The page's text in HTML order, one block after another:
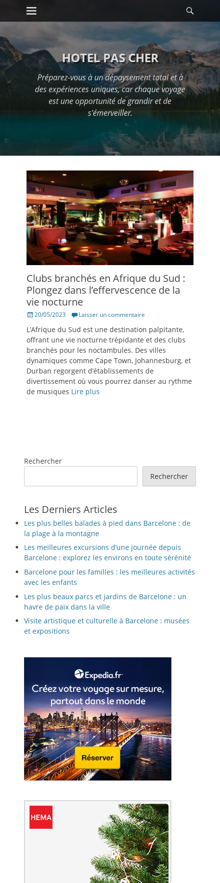
Passer
au
Premier menu
HOTEL PAS CHER
Préparez-vous à un dépaysement total et à
des expériences uniques, car chaque voyage
est une opportunité de grandir et de
s'émerveiller.
Clubs branchés en Afrique du Sud :
Plongez dans l’effervescence de la
vie nocturne
Posté20/05/2023 Laisser un commentaire
L’Afrique du Sud est une destination palpitante,
offrant une vie nocturne trépidante et des clubs
branchés pour les noctambules. Des villes
dynamiques comme Cape Town, Johannesburg, et
Durban regorgent d’établissements de
divertissement où vous pourrez danser au rythme
de musiques Lire plus
Rechercher
Rechercher
Les Derniers Articles
Les plus belles balades à pied dans Barcelone : de
la plage à la montagne
Les meilleures excursions d’une journée depuis
Barcelone : explorez les environs en toute sérénité
Barcelone pour les familles : les meilleures activités
avec les enfants
Les plus beaux parcs et jardins de Barcelone : un
havre de paix dans la ville
Visite artistique et culturelle à Barcelone : musées
et expositions